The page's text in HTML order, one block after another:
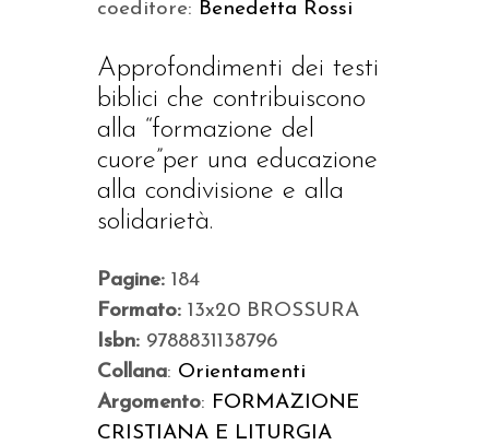
coeditore: Benedetta Rossi
Approfondimenti dei testi
biblici che contribuiscono
alla “formazione del
cuore”per una educazione
alla condivisione e alla
solidarietà.
Pagine: 184
Formato: 13x20 BROSSURA
Isbn: 9788831138796
Collana: Orientamenti
Argomento: FORMAZIONE
CRISTIANA E LITURGIA